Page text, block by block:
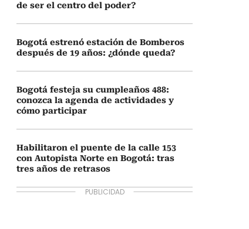
de ser el centro del poder?
Bogotá estrenó estación de Bomberos
después de 19 años: ¿dónde queda?
Bogotá festeja su cumpleaños 488:
conozca la agenda de actividades y
cómo participar
Habilitaron el puente de la calle 153
con Autopista Norte en Bogotá: tras
tres años de retrasos